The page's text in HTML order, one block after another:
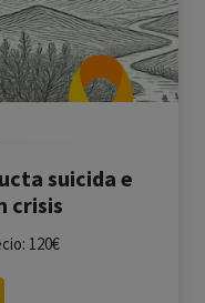
suicida e
crisis
120€